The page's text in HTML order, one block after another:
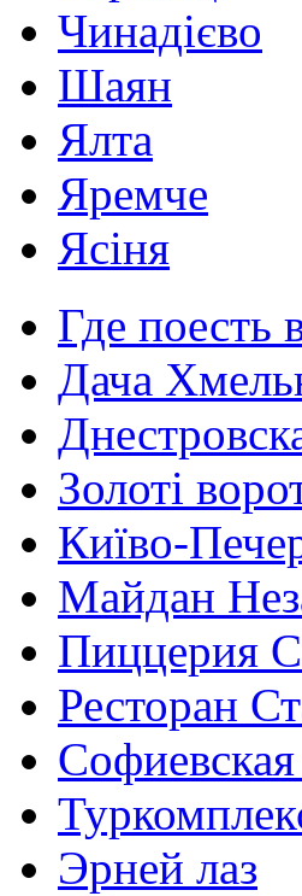
Чинадієво
Шаян
Ялта
Яремче
Ясіня
Где поесть
Дача
Золоті
Київо-
Майдан
Пиццерия
Ресторан
Эрней лаз